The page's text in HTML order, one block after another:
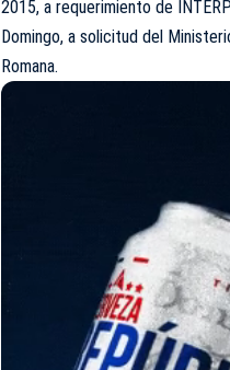
2015, a requerimiento de
Domingo, a solicitud del
Romana.